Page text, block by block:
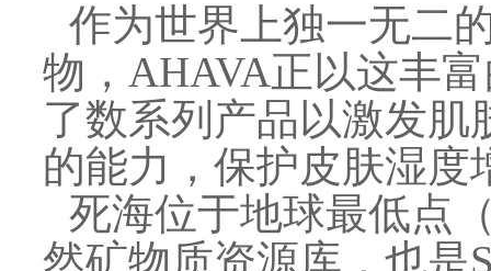
作为世界上独一无二
物，AHAVA正以这丰
了数系列产品以激发
的能力，保护皮肤湿度
死海位于地球最低点
然矿物质资源库，也是